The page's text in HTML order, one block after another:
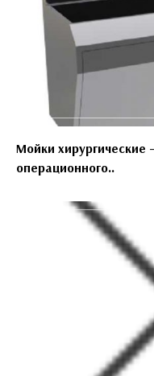
Мойки
операционного..